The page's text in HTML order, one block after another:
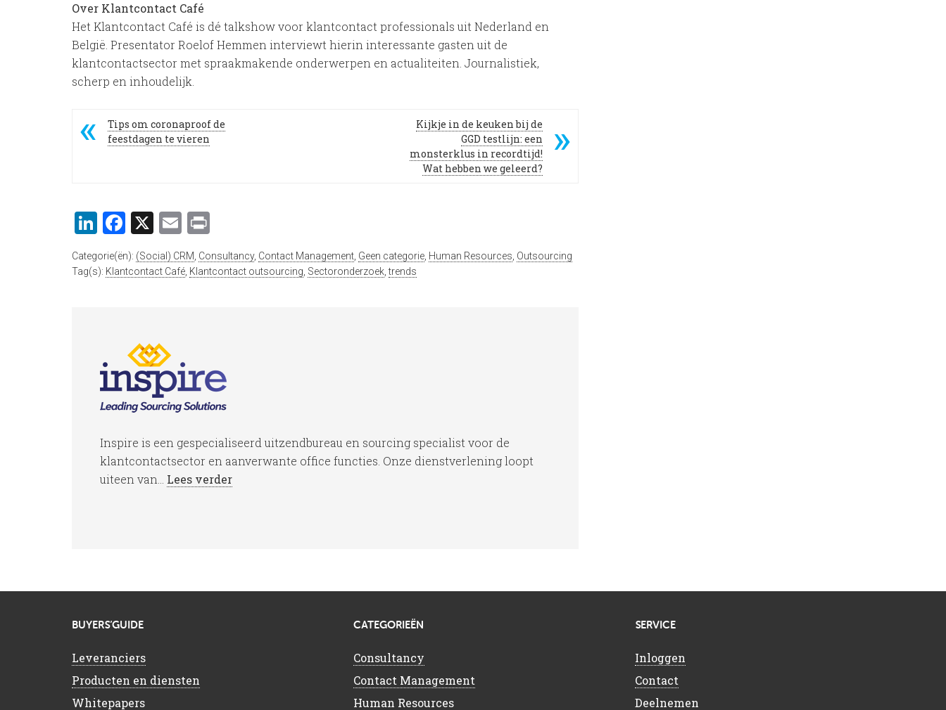
Over Klantcontact Café
Het Klantcontact Café is dé talkshow voor klantcontact professionals uit Nederland en
België. Presentator Roelof Hemmen interviewt hierin interessante gasten uit de
klantcontactsector met spraakmakende onderwerpen en actualiteiten. Journalistiek,
scherp en inhoudelijk.
Tips om coronaproof de
feestdagen te vieren
Kijkje in de keuken bij de
GGD testlijn: een
monsterklus in recordtijd!
Wat hebben we geleerd?
LinkedIn
Facebook
X Email
Categorie(ën): (Social) CRM Consultancy, Contact Management Geen categorie Human Resources Outsourcing
Tag(s): Klantcontact Café Klantcontact outsourcing Sectoronderzoek ,trends
Inspire is een gespecialiseerd uitzendbureau en sourcing specialist voor de
klantcontactsector en aanverwante office functies. Onze dienstverlening loopt
uiteen van... Lees verder
BUYERS’GUIDE
Leveranciers
Producten en diensten
Whitepapers
CATEGORIEËN
Consultancy
Contact Management
Human Resources
SERVICE
Inloggen
Contact
Deelnemen